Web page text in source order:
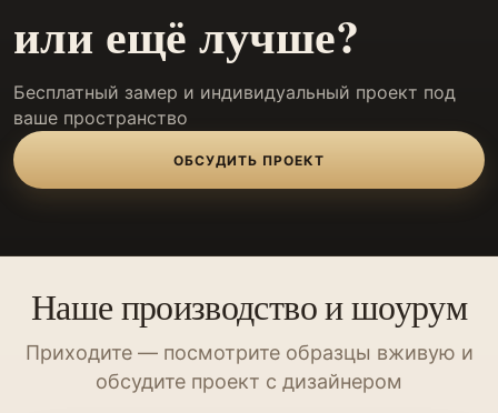
или ещё лучше?
Бесплатный замер и индивидуальный проект под
ваше пространство
ОБСУДИТЬ ПРОЕКТ
Наше производство и шоурум
Приходите — посмотрите образцы вживую и
обсудите проект с дизайнером